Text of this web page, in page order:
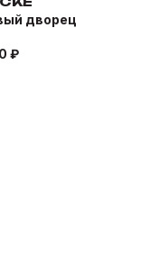
дворец
₽